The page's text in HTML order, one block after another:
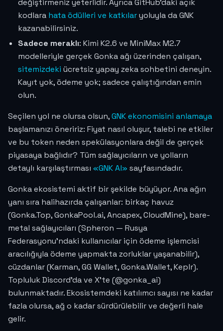
değiştirmeniz yeterlidir. Ayrıca GitHub'daki açık
kodlara hata ödülleri ve katkılaryoluyla da GNK
kazanabilirsiniz.
Sadece meraklı: Kimi K2.6 ve MiniMax M2.7
modelleriyle gerçek Gonka ağı üzerinden çalışan,
sitemizdeki ücretsiz yapay zeka sohbetini deneyin.
Kayıt yok, ödeme yok; sadece çalıştığından emin
olun.
Seçilen yol ne olursa olsun,GNK ekonomisini anlamaya
başlamanızı öneririz: Fiyat nasıl oluşur, talebi ne etkiler
ve bu token neden spekülasyonlara değil de gerçek
piyasaya bağlıdır? Tüm sağlayıcıların ve yolların
detaylı karşılaştırması «GNK Al» sayfasındadır.
Gonka ekosistemi aktif bir şekilde büyüyor. Ana ağın
yanı sıra halihazırda çalışanlar: birkaç havuz
(Gonka.Top, GonkaPool.ai, Ancapex, CloudMine), bare-
metal sağlayıcıları (Spheron — Rusya
Federasyonu'ndaki kullanıcılar için ödeme işlemcisi
aracılığıyla ödeme yapmakta zorluklar yaşanabilir),
cüzdanlar (Karman, GG Wallet, Gonka.Wallet, Keplr).
Topluluk Discord'da ve X'te (@gonka_ai)
bulunmaktadır. Ekosistemdeki katılımcı sayısı ne kadar
fazla olursa, ağ o kadar sürdürülebilir ve değerli hale
gelir.